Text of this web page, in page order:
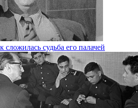
сложилась судьба его палачей